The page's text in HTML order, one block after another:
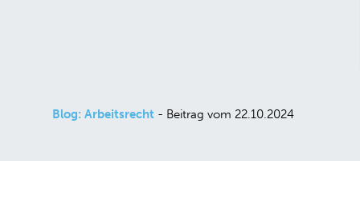
Blog: Arbeitsrecht - Beitrag vom 22.10.2024